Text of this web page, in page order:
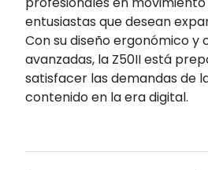
entusiastas que desean
Con su diseño ergonómico
avanzadas, la Z50II está
satisfacer las demandas de
contenido en la era digital.